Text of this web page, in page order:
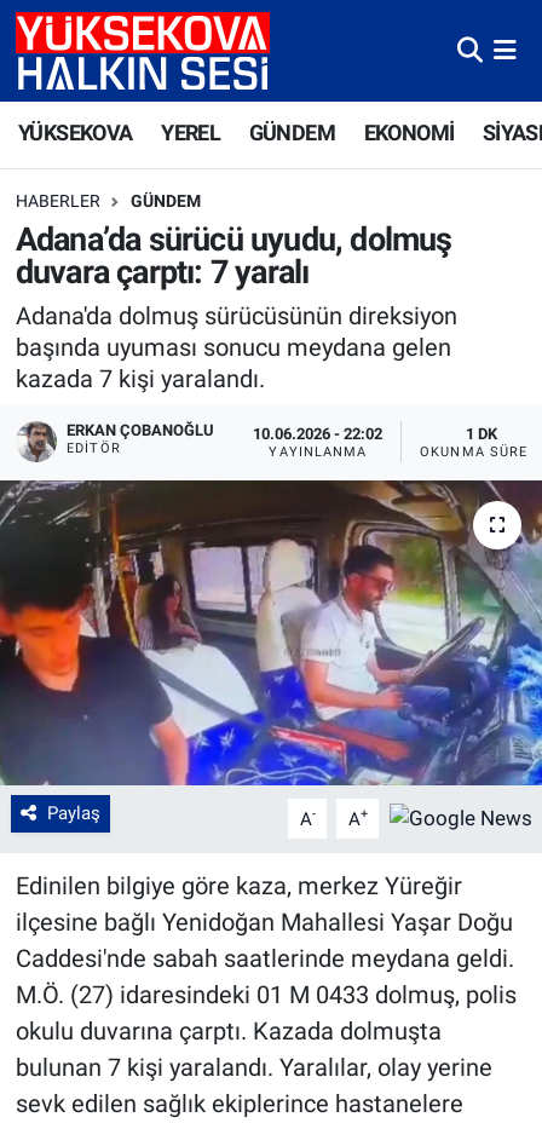
YÜKSEKOVA YEREL GÜNDEM EKONOMİ
HABERLER GÜNDEM
Adana’da sürücü uyudu, dolmuş
duvara çarptı: 7 yaralı
Adana'da dolmuş sürücüsünün direksiyon
başında uyuması sonucu meydana gelen
kazada 7 kişi yaralandı.
ERKAN ÇOBANOĞLU
EDITÖR
10.06.2026 - 22:02
YAYINLANMA
1 DK
OKUNMA SÜRESI
Paylaş A- A+
Edinilen bilgiye göre kaza, merkez Yüreğir
ilçesine bağlı Yenidoğan Mahallesi Yaşar Doğu
Caddesi'nde sabah saatlerinde meydana geldi.
M.Ö. (27) idaresindeki 01 M 0433 dolmuş, polis
okulu duvarına çarptı. Kazada dolmuşta
bulunan 7 kişi yaralandı. Yaralılar, olay yerine
sevk edilen sağlık ekiplerince hastanelere
Yüksekova Nöbetçi Eczaneler
Süper Lig Puan Durumu ve Fikstür
Tüm Manşetler
Son Dakika Haberleri